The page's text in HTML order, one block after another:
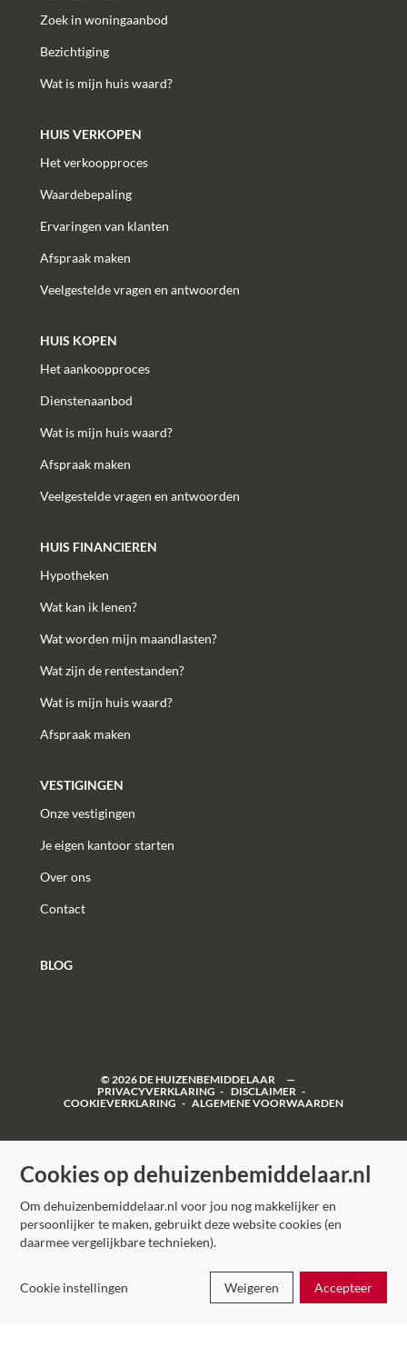
Zoek in woningaanbod
Bezichtiging
Wat is mijn huis waard?
HUIS VERKOPEN
Het verkoopproces
Waardebepaling
Ervaringen van klanten
Afspraak maken
Veelgestelde vragen en antwoorden
HUIS KOPEN
Het aankoopproces
Dienstenaanbod
Wat is mijn huis waard?
Afspraak maken
Veelgestelde vragen en antwoorden
HUIS FINANCIEREN
Hypotheken
Wat kan ik lenen?
Wat worden mijn maandlasten?
Wat zijn de rentestanden?
Wat is mijn huis waard?
Afspraak maken
VESTIGINGEN
Onze vestigingen
Je eigen kantoor starten
Over ons
Contact
BLOG
© 2026DE HUIZENBEMIDDELAAR
PRIVACYVERKLARING
DISCLAIMER
COOKIEVERKLARING
ALGEMENE VOORWAARDEN
Cookies op dehuizenbemiddelaar.nl
Om dehuizenbemiddelaar.nl voor jou nog makkelijker en
persoonlijker te maken, gebruikt deze website cookies (en
daarmee vergelijkbare technieken).
Accepteer
Weigeren
Cookie instellingen